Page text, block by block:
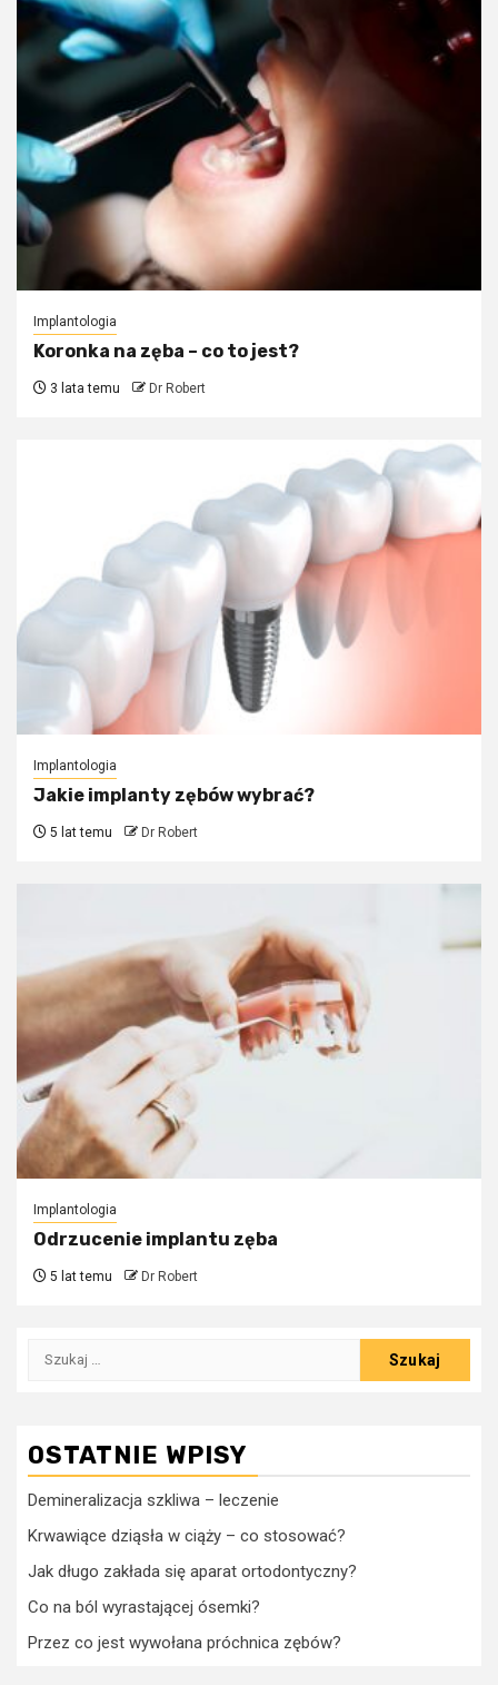
Implantologia
Koronka na zęba – co to jest?
3 lata temu Dr Robert
Implantologia
Jakie implanty zębów wybrać?
5 lat temu Dr Robert
Implantologia
Odrzucenie implantu zęba
5 lat temu Dr Robert
Szukaj:
OSTATNIE WPISY
Demineralizacja szkliwa – leczenie
Krwawiące dziąsła w ciąży – co stosować?
Jak długo zakłada się aparat ortodontyczny?
Co na ból wyrastającej ósemki?
Przez co jest wywołana próchnica zębów?